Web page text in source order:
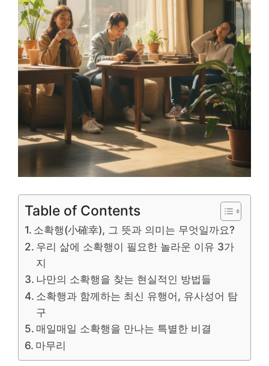
Table of Contents
소확행(小確幸), 그 뜻과 의미는 무엇일까요?
우리 삶에 소확행이 필요한 놀라운 이유 3가
지
나만의 소확행을 찾는 현실적인 방법들
소확행과 함께하는 최신 유행어, 유사성어 탐
구
매일매일 소확행을 만나는 특별한 비결
마무리